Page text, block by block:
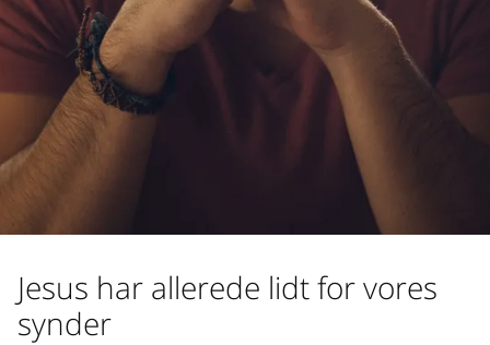
Jesus har allerede lidt for vores
synder